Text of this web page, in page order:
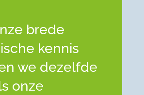
brede
kennis
we dezelfde
onze